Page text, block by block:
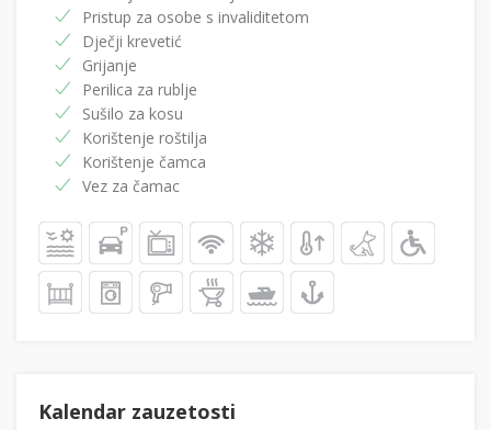
Pristup za osobe s invaliditetom
Dječji krevetić
Grijanje
Perilica za rublje
Sušilo za kosu
Korištenje roštilja
Korištenje čamca
Vez za čamac
Kalendar zauzetosti